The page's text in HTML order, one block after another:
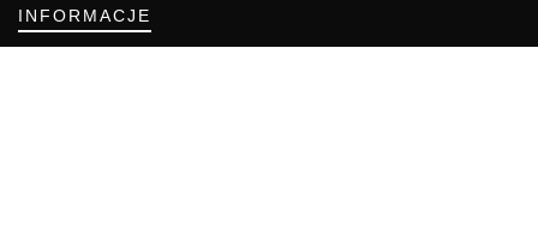
INFORMACJE